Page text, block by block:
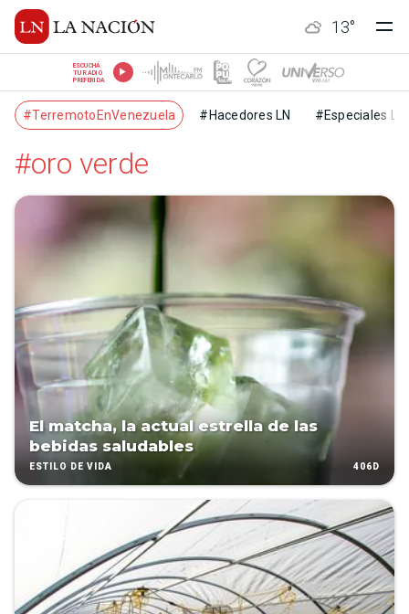
13°
ESCUCHÁ
TU RADIO
PREFERIDA
#TerremotoEnVenezuela #Hacedores LN #Especiales LN
#oro verde
El matcha, la actual estrella de las
bebidas saludables
ESTILO DE VIDA 406D